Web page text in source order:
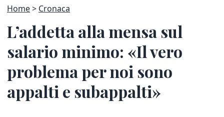
Home Cronaca
L’addetta alla mensa sul
salario minimo: «Il vero
problema per noi sono
appalti e subappalti»